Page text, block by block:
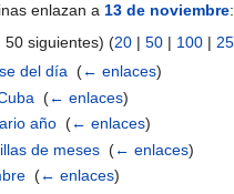
enlazan a 13 de noviembre:
50 siguientes) (20 | 50 | 100 |
del día ‎(← enlaces)
‎(← enlaces)
año ‎(← enlaces)
de meses ‎(← enlaces)
‎(← enlaces)